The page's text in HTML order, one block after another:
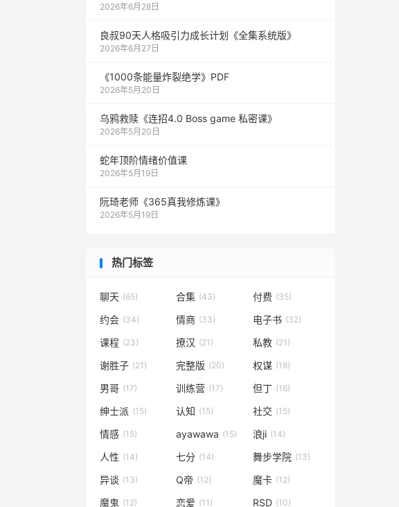
2026年6月28日
良叔90天人格吸引力成长计划《全集系统版》
2026年6月27日
《1000‮能条‬‎量‮裂炸‬‎绝学》PDF
2026年5月20日
乌鸦救赎《连招4.0 Boss game 私密课》
2026年5月20日
蛇年顶阶情绪价值课
2026年5月19日
阮琦老师《365真我修炼课》
2026年5月19日
热门标签
聊天 (65) 合集 (43) 付费 (35)
约会 (34) 情商 (33) 电子书 (32)
课程 (23) 撩汉 (21) 私教 (21)
谢胜子 (21) 完整版 (20) 权谋 (18)
男哥 (17) 训练营 (17) 但丁 (16)
绅士派 (15) 认知 (15) 社交 (15)
情感 (15) ayawawa (15) 浪ji (14)
人性 (14) 七分 (14) 舞步学院 (13)
异谈 (13) Q帝 (12) 魔卡 (12)
魔鬼 (12) 恋爱 (11) RSD (10)